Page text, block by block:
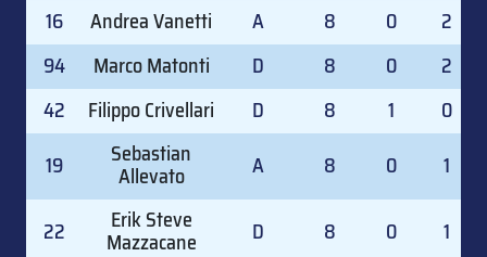
16
Andrea Vanetti A 8 0
2
94
Marco Matonti D 8 0
2
42
Filippo Crivellari D 8 1
0
19
Sebastian
Allevato A 8 0 1
22 Erik Steve
Mazzacane D 8 0 1